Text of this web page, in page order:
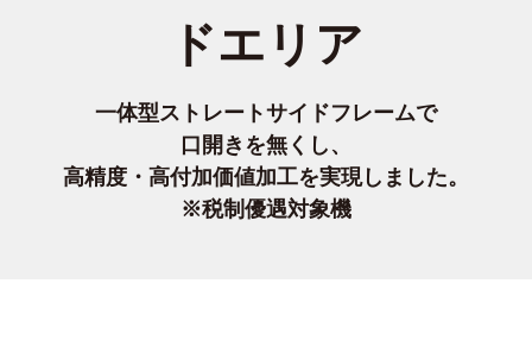
ドエリア
一体型ストレートサイドフレームで
口開きを無くし、
高精度・高付加価値加工を実現しました。
※税制優遇対象機